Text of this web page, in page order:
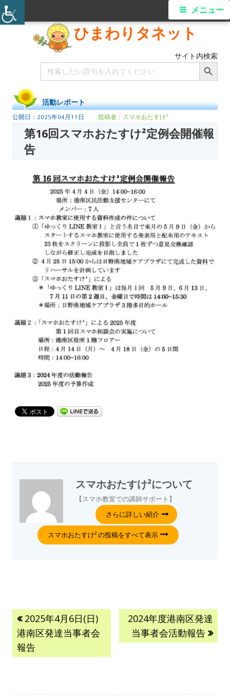
ひまわりタネット
サイト内検索
Search
for:
Search Button
メニュー
活動レポート
2025年04月11日 スマホおたすけ²
第16回スマホおたすけ²定例会開催報
告
スマホおたすけ²について
【スマホ教室での講師サポート】
さらに詳しい紹介
スマホおたすけ² の投稿をすべて表示
2025年4月6日(日)
港南区発達当事者会
報告
2024年度港南区発達
当事者会活動報告